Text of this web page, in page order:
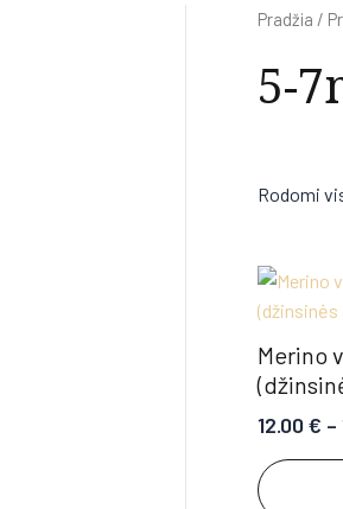
Pradžia /
5-
Rodomi
Merino
12.00€ –